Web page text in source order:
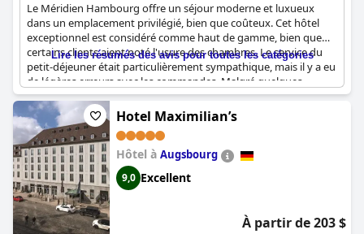
Le Méridien Hambourg offre un séjour moderne et luxueux
dans un emplacement privilégié, bien que coûteux. Cet hôtel
exceptionnel est considéré comme haut de gamme, bien que
certains clients aient noté l'usure des chambres. Le service du
petit-déjeuner était particulièrement sympathique, mais il y a eu
de légères erreurs avec les commandes. Malgré quelques
commentaires négatifs, Le Méridien Hambourg offre une
expérience luxueuse qui vaut le coût.
Lire les résumés des avis pour toutes les catégories
Hotel Maximilian’s
Hôtel à Augsbourg
9,0 Excellent
À partir de 203 $